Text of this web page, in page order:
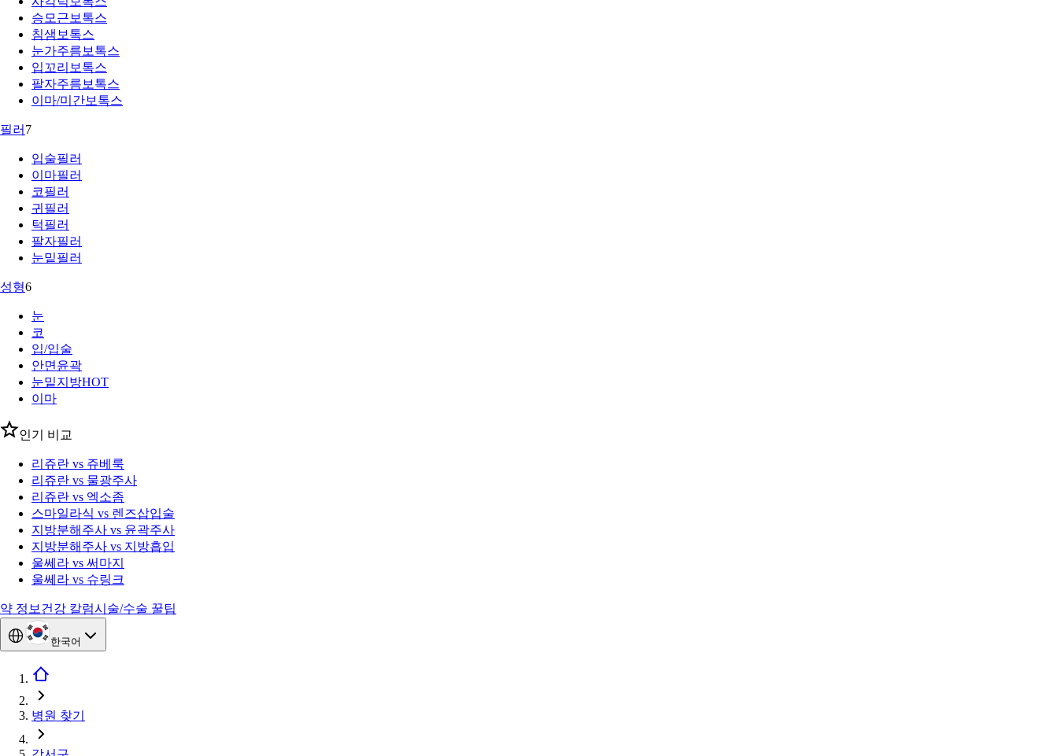
승모근보톡스
침샘보톡스
눈가주름보톡스
입꼬리보톡스
팔자주름보톡스
이마/미간보톡스
필러 7
입술필러
이마필러
코필러
귀필러
턱필러
팔자필러
눈밑필러
성형6
눈
코
입/입술
안면윤곽
눈밑지방HOT
이마
인기 비교
리쥬란 vs 쥬베룩
리쥬란 vs 물광주사
리쥬란 vs 엑소좀
스마일라식 vs 렌즈삽입술
지방분해주사 vs 윤곽주사
지방분해주사 vs 지방흡입
울쎄라 vs 써마지
울쎄라 vs 슈링크
약 정보 건강 칼럼시술/수술 꿀팁
한국어
병원 찾기